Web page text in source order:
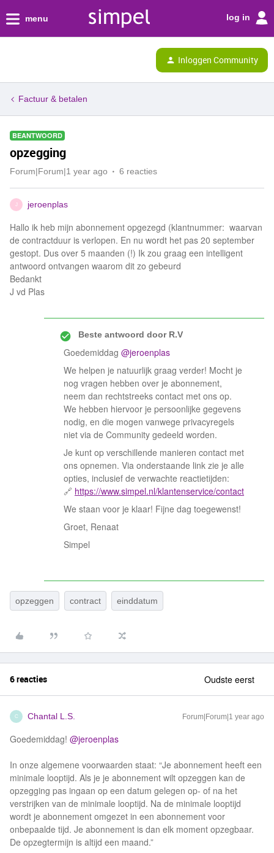
menu log in
Inloggen Community
Factuur & betalen
BEANTWOORD
opzegging
Forum|Forum|1 year ago 6 reacties
J jeroenplas
Hallo ik heb mijn abonnement opgezegd (klantnummer: waarvan
de contractduur is verlopen. En nu wordt het pas 20 september
gestopt. Dus over 5 maanden (!) Ik zou graag een intelligent
antwoord ontvangen waarom dit zo gebeurd
Bedankt
J vd Plas
Beste antwoord doorR.V
Goedemiddag ​ @jeroenplas
We helpen je natuurlijk graag verder! Mocht je
nog vragen hebben over je abonnement,
neem dan rechtstreeks contact met ons op.
We hebben hiervoor je persoonlijke gegevens
nodig, en die mogen vanwege privacyregels
niet via de Community gedeeld worden.
Je kunt op verschillende manieren contact met
ons opnemen. Via onderstaande link zie je alle
opties, inclusief de verwachte reactietijden:
🔗 https://www.simpel.nl/klantenservice/contact
We staan voor je klaar! Fijne dag toegewenst!
Groet, Renaat
Simpel
opzeggen contract einddatum
6 reacties Oudste eerst
C Chantal L.S. Forum|Forum|1 year ago
Goedemiddag! ​ @jeroenplas
In onze algemene voorwaarden staat: “Je abonnement heeft een
minimale looptijd. Als je je abonnement wilt opzeggen kan de
opzegging pas ingaan op een datum gelegen op- of na het
verstrijken van de minimale looptijd. Na de minimale looptijd
wordt je abonnement omgezet in een abonnement voor
onbepaalde tijd. Je abonnement is dan elk moment opzegbaar.
De opzegtermijn is altijd een maand.”